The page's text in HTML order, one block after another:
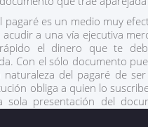
pagaré es un medio muy
a una vía ejecutiva
el dinero que te
Con el sólo documento
naturaleza del pagaré de
obliga a quien lo
sola presentación del